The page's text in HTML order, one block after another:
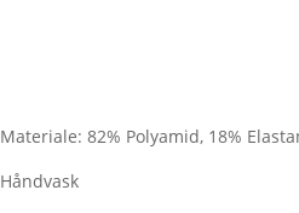
Materiale: 82% Polyamid, 18%
Håndvask